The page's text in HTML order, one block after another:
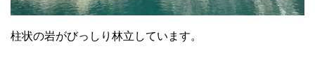
柱状の岩がびっしり林立しています。